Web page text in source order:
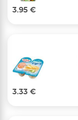
3.95 €
3.33 €